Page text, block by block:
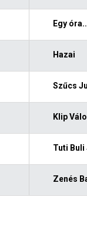
Egy
Hazai
Szűcs
Klip
Tuti Buli
Zenés